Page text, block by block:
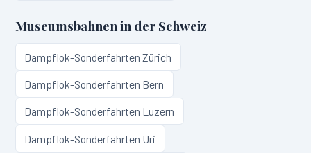
Museumsbahnen in der Schweiz
Dampflok-SonderfahrtenZürich
Dampflok-Sonderfahrten Bern
Dampflok-Sonderfahrten Luzern
Dampflok-Sonderfahrten Uri